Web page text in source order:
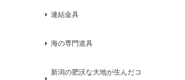
連結金具
海の専門道具
新潟の肥沃な大地が生んだコ